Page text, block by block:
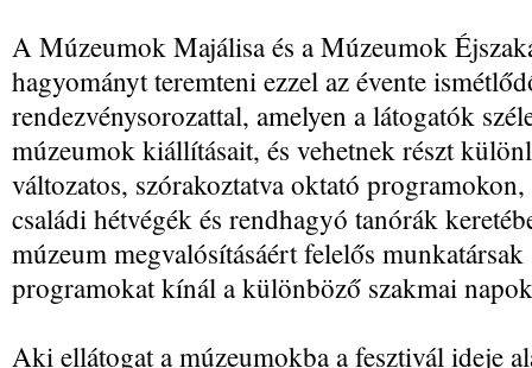
A Múzeumok Majálisa és a Múzeumok
hagyományt teremteni ezzel az évente
rendezvénysorozattal, amelyen a látogatók
múzeumok kiállításait, és vehetnek részt
változatos, szórakoztatva oktató
családi hétvégék és rendhagyó tanórák
múzeum megvalósításáért felelős munkatársak
programokat kínál a különböző szakmai
Aki ellátogat a múzeumokba a fesztivál ideje